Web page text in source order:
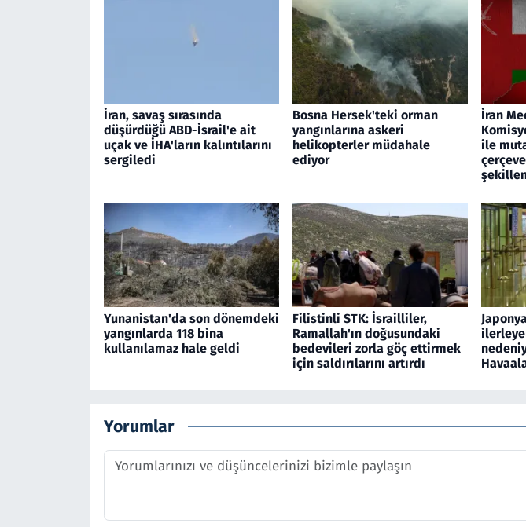
İran, savaş sırasında
düşürdüğü ABD-İsrail'e ait
uçak ve İHA'ların kalıntılarını
sergiledi
Bosna Hersek'teki orman
yangınlarına askeri
helikopterler müdahale
ediyor
İran
ile
Yunanistan'da son dönemdeki
yangınlarda 118 bina
kullanılamaz hale geldi
Filistinli STK: İsrailliler,
Ramallah'ın doğusundaki
bedevileri zorla göç ettirmek
için saldırılarını artırdı
Yorumlar